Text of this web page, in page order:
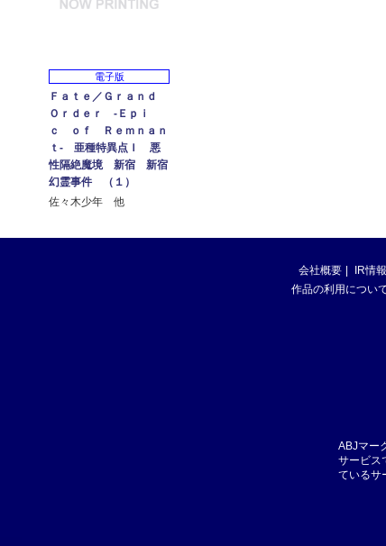
電子版
Ｆａｔｅ／Ｇｒａｎｄ
Ｏｒｄｅｒ ‐Ｅｐｉ
ｃ ｏｆ Ｒｅｍｎａｎ
ｔ‐ 亜種特異点Ｉ 悪
性隔絶魔境 新宿 新宿
幻霊事件 （１）
佐々木少年 他
会社概要 IR情報
作品の利用につい
ABJマー
サービス
ているサ